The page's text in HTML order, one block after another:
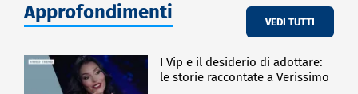
Approfondimenti VEDI TUTTI
I Vip e il desiderio di adottare:
le storie raccontate a Verissimo